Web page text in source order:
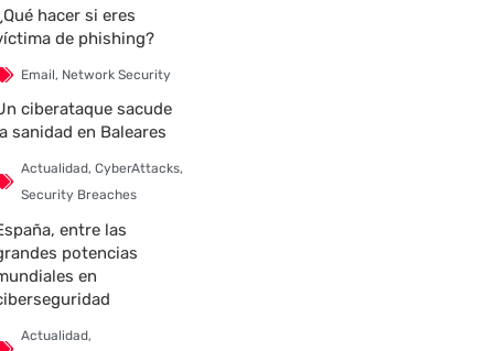
hacer si eres
de phishing?
Email, Network Security
ciberataque sacude
sanidad en Baleares
Actualidad, CyberAttacks,
Security Breaches
entre las
potencias
en
Actualidad,